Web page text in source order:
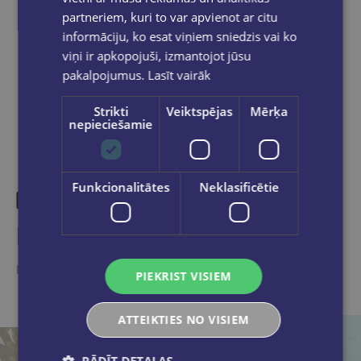
Dalies sociālajos tīklos:
Līdzīgas preces
Ieskaties, varbūt noder
partneriem, kuri to var apvienot ar citu
informāciju, ko esat viņiem sniedzis vai ko
viņi ir apkopojuši, izmantojot jūsu
pakalpojumus. Lasīt vairāk
Strikti
nepieciešamie
Veiktspējas Mērķa
Funkcionalitātes Neklasificētie
PIEKRIST VISIEM
ATTEIKTIES NO VISIEM